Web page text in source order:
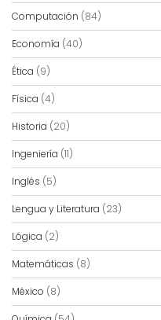
Computación (84)
Economía (40)
Ética (9)
Física (4)
Historia (20)
Ingeniería (11)
Inglés (5)
Lengua y Literatura (23)
Lógica (2)
Matemáticas (8)
México (8)